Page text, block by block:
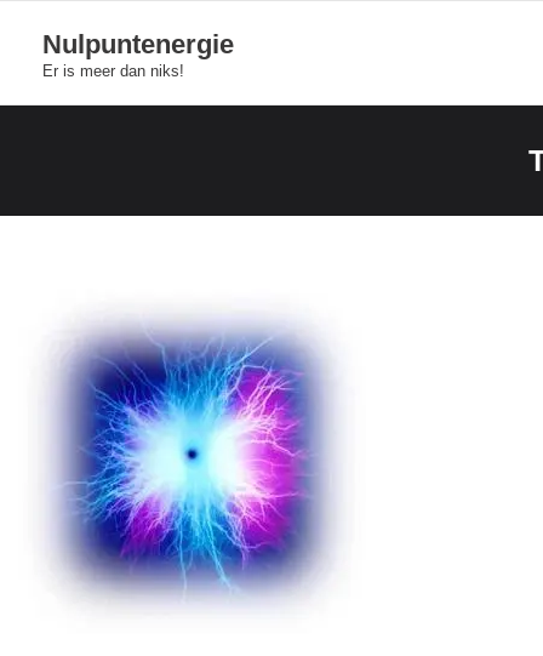
content
Nulpuntenergie
Er is meer dan niks!